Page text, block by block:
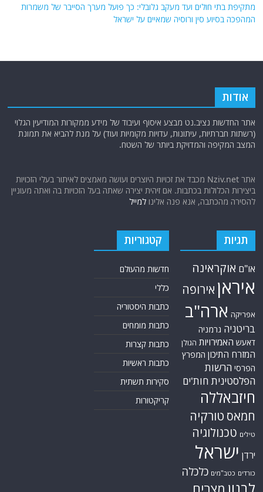
מתקיפת בתי חולים ועד מעקב גלובלי: כך פועל מערך הסייבר של משמרות
המהפכה בסיוע סין ורוסיה שמאיים על ישראל
אודות
אתר החדשות נציב.נט מבצע איסוף ועיבוד של מידע ממקורות המודיעין הגלוי
(רשתות חברתיות, עיתונות, עדויות מקומיות ועוד) על מנת להביא את תמונת
המצב המקיפה והמדויקת ביותר של השטח.
אתר Nziv.net מכבד את זכויות היוצרים ועושה מאמצים לאיתור בעלי הזכויות
ביצירות הכלולות בכתבות. אם זיהית יצירה שאתה בעל הזכויות בה ואתה מעוניין
להסירה מהכתבה, אנא פנה אלינולמייל
תגיות
או"ם אוקראינה
איראן אירופה
אפריקה ארה"ב
בריטניה גרמניה
דאעש האמירויות הגולן
המזרח התיכון המפרץ
הפרסי הרשות
הפלסטינית חות'ים
חיזבאללה
חמאס טורקיה
טילים טכנולוגיה
ירדן ישראל
כורדים כטב"מים כלכלה
קטגוריות
חדשות מהעולם
כללי
כתבות היסטוריה
כתבות מומחים
כתבות קצרות
כתבות ראשיות
סקירות תשתית
קריקטורות